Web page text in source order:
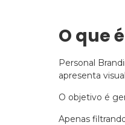
O que
Personal
apresenta
O objetivo é
Apenas